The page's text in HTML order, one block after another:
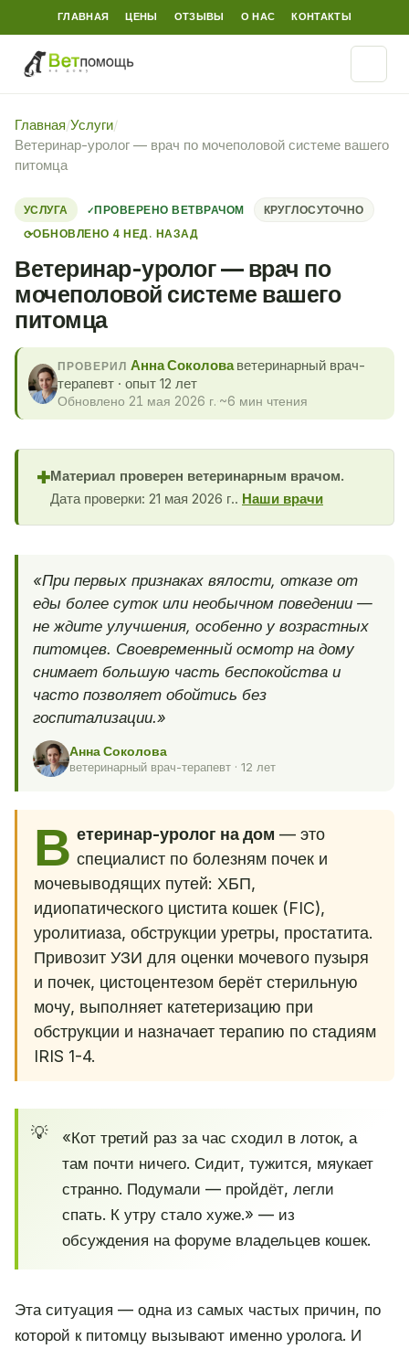
ГЛАВНАЯ ЦЕНЫ ОТЗЫВЫ О НАС КОНТАКТЫ
Главная/Услуги/
Ветеринар-уролог — врач по мочеполовой системе вашего
питомца
УСЛУГА ПРОВЕРЕНО ВЕТВРАЧОМ
КРУГЛОСУТОЧНО
⟳ОБНОВЛЕНО 4 НЕД. НАЗАД
Ветеринар-уролог — врач по
мочеполовой системе вашего
питомца
ПРОВЕРИЛ Анна Соколоваветеринарный врач-
терапевт · опыт 12 лет
Обновлено 21 мая 2026 г. ~6 мин чтения
✚Материал проверен ветеринарным врачом.
Дата проверки: 21 мая 2026 г.. Наши врачи
«При первых признаках вялости, отказе от
еды более суток или необычном поведении —
не ждите улучшения, особенно у возрастных
питомцев. Своевременный осмотр на дому
снимает большую часть беспокойства и
часто позволяет обойтись без
госпитализации.»
Анна Соколова
ветеринарный врач-терапевт · 12 лет
В етеринар-уролог на дом — это
специалист по болезням почек и
мочевыводящих путей: ХБП,
идиопатического цистита кошек (FIC),
уролитиаза, обструкции уретры, простатита.
Привозит УЗИ для оценки мочевого пузыря
и почек, цистоцентезом берёт стерильную
мочу, выполняет катетеризацию при
обструкции и назначает терапию по стадиям
IRIS 1-4.
«Кот третий раз за час сходил в лоток, а
там почти ничего. Сидит, тужится, мяукает
странно. Подумали — пройдёт, легли
спать. К утру стало хуже.» — из
обсуждения на форуме владельцев кошек.
Эта ситуация — одна из самых частых причин, по
которой к питомцу вызывают именно уролога. И